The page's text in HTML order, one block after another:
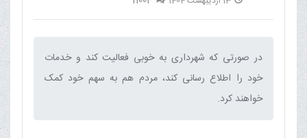
در صورتی که شهرداری به خوبی فعالیت کند و خدمات
خود را اطلاع رسانی کند، مردم هم به سهم خود کمک
خواهند کرد.‌